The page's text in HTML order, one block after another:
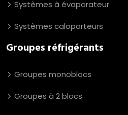
Systèmes à évaporateur
Systèmes caloporteurs
Groupes réfrigérants
Groupes monoblocs
Groupes à 2 blocs